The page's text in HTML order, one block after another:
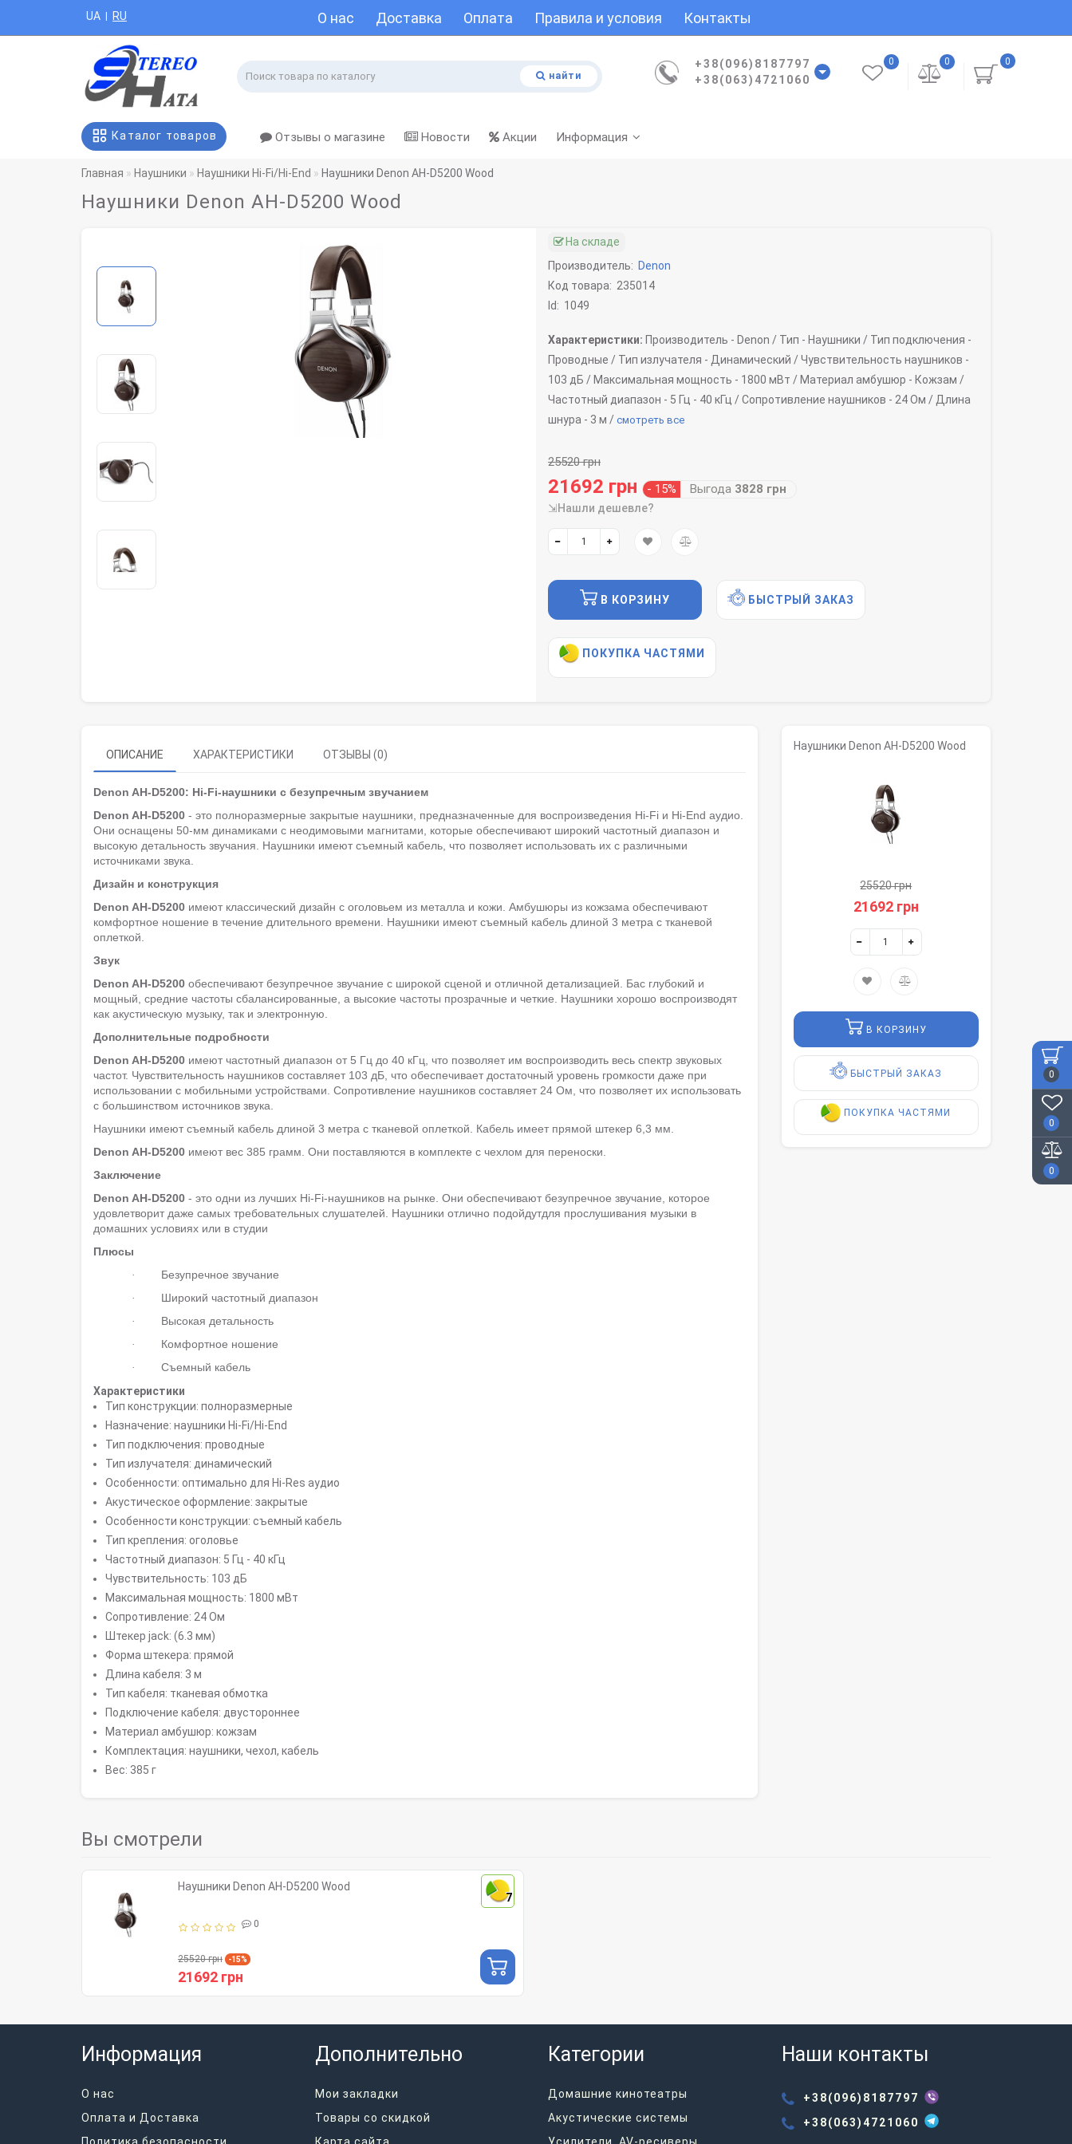
0
0
0
О нас Доставка Оплата Правила и условия Контакты
UA | RU
найти
+38(096)8187797
+38(063)4721060
0
0
0
Каталог товаров Отзывы о магазине Новости Акции Информация
Главная Наушники Наушники Hi-Fi/Hi-End Наушники Denon AH-D5200 Wood
Наушники Denon AH-D5200 Wood
На складе
Производитель: Denon
Код товара: 235014
Id: 1049
Характеристики: Производитель - Denon / Тип - Наушники / Тип подключения -
Проводные / Тип излучателя - Динамический /Чувствительность наушников -
103 дБ / Максимальная мощность - 1800 мВт / Материал амбушюр - Кожзам /
Частотный диапазон - 5 Гц - 40 кГц /Сопротивление наушников - 24 Ом /Длина
шнура - 3 м / смотреть все
25520 грн
21692 грн - 15% Выгода 3828 грн
⇲Нашли дешевле?
В КОРЗИНУ БЫСТРЫЙ ЗАКАЗ
ПОКУПКА ЧАСТЯМИ
ОПИСАНИЕ ХАРАКТЕРИСТИКИ ОТЗЫВЫ (0)
Denon AH-D5200: Hi-Fi-наушники с безупречным звучанием
Denon AH-D5200 - это полноразмерные закрытые наушники, предназначенные для воспроизведения Hi-Fi и Hi-End аудио.
Они оснащены 50-мм динамиками с неодимовыми магнитами, которые обеспечивают широкий частотный диапазон и
высокую детальность звучания. Наушники имеют съемный кабель, что позволяет использовать их с различными
источниками звука.
Дизайн и конструкция
Denon AH-D5200 имеют классический дизайн с оголовьем из металла и кожи. Амбушюры из кожзама обеспечивают
комфортное ношение в течение длительного времени. Наушники имеют съемный кабель длиной 3 метра с тканевой
оплеткой.
Звук
Denon AH-D5200 обеспечивают безупречное звучание с широкой сценой и отличной детализацией. Бас глубокий и
мощный, средние частоты сбалансированные, а высокие частоты прозрачные и четкие. Наушники хорошо воспроизводят
как акустическую музыку, так и электронную.
Дополнительные подробности
Denon AH-D5200 имеют частотный диапазон от 5 Гц до 40 кГц, что позволяет им воспроизводить весь спектр звуковых
частот. Чувствительность наушников составляет 103 дБ, что обеспечивает достаточный уровень громкости даже при
использовании с мобильными устройствами. Сопротивление наушников составляет 24 Ом, что позволяет их использовать
с большинством источников звука.
Наушники имеют съемный кабель длиной 3 метра с тканевой оплеткой. Кабель имеет прямой штекер 6,3 мм.
Denon AH-D5200 имеют вес 385 грамм. Они поставляются в комплекте с чехлом для переноски.
Заключение
Denon AH-D5200 - это одни из лучших Hi-Fi-наушников на рынке. Они обеспечивают безупречное звучание, которое
удовлетворит даже самых требовательных слушателей. Наушники отлично подойдутдля прослушивания музыки в
домашних условиях или в студии
Плюсы
· Безупречное звучание
· Широкий частотный диапазон
· Высокая детальность
· Комфортное ношение
·
Съемный кабель
Характеристики
Тип конструкции: полноразмерные
Назначение: наушники Hi-Fi/Hi-End
Тип подключения: проводные
Тип излучателя: динамический
Особенности: оптимально для Hi-Res аудио
Акустическое оформление: закрытые
Особенности конструкции: съемный кабель
Тип крепления: оголовье
Частотный диапазон: 5 Гц - 40 кГц
Чувствительность: 103 дБ
Максимальная мощность: 1800 мВт
Сопротивление: 24 Ом
Штекер jack: (6.3 мм)
Форма штекера: прямой
Длина кабеля: 3 м
Тип кабеля: тканевая обмотка
Подключение кабеля: двустороннее
Материал амбушюр: кожзам
Комплектация: наушники, чехол, кабель
Вес: 385 г
Наушники Denon AH-D5200 Wood
25520 грн
21692 грн
В КОРЗИНУ
БЫСТРЫЙ ЗАКАЗ
ПОКУПКА ЧАСТЯМИ
Вы смотрели
7
Наушники Denon AH-D5200 Wood
0
25520 грн -15%
21692 грн
Информация
О нас
Оплата и Доставка
Дополнительно
Мои закладки
Товары со скидкой
Категории
Домашние кинотеатры
Акустические системы
Наши контакты
+38(096)8187797
+38(063)4721060